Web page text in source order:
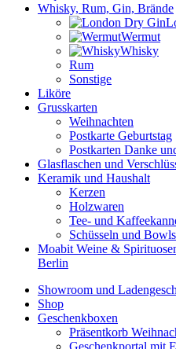
Whisky, Rum, Gin, Brände
Wermut
Whisky
Rum
Sonstige
Liköre
Grusskarten
Weihnachten
Postkarte Geburtstag
Postkarten Danke
Glasflaschen und
Keramik und Haushalt
Kerzen
Holzwaren
Tee- und
Schüsseln und Bowls
Moabit Weine &
Berlin
Showroom und
Shop
Geschenkboxen
Präsentkorb